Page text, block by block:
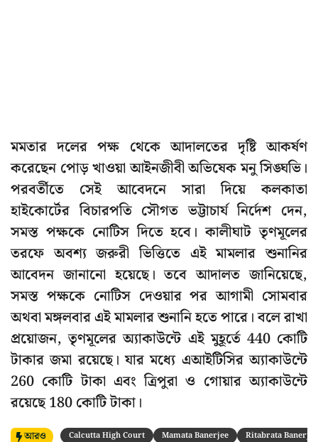
মমতার দলের পক্ষ থেকে আদালতের দৃষ্টি আকর্ষণ
করেছেন পোড় খাওয়া আইনজীবী অভিষেক মনু সিঙ্ঘভি।
পরবর্তীতে সেই আবেদনে সারা দিয়ে কলকাতা
হাইকোর্টের বিচারপতি সৌগত ভট্টাচার্য নির্দেশ দেন,
সমস্ত পক্ষকে নোটিস দিতে হবে। কালীঘাট তৃণমূলের
তরফে অবশ্য জরুরী ভিত্তিতে এই মামলার শুনানির
আবেদন জানানো হয়েছে। তবে আদালত জানিয়েছে,
সমস্ত পক্ষকে নোটিস দেওয়ার পর আগামী সোমবার
অথবা মঙ্গলবার এই মামলার শুনানি হতে পারে। বলে রাখা
প্রয়োজন, তৃণমূলের অ্যাকাউন্টে এই মুহূর্তে 440 কোটি
টাকার জমা রয়েছে। যার মধ্যে এআইটিসির অ্যাকাউন্টে
260 কোটি টাকা এবং ত্রিপুরা ও গোয়ার অ্যাকাউন্টে
রয়েছে 180 কোটি টাকা।
আরও Calcutta High Court Mamata Banerjee Ritabrata Banerjee